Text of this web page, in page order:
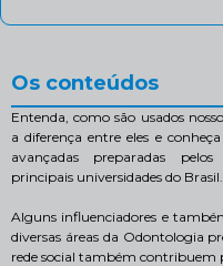
Os conteúdos
Entenda, como são usados
a diferença entre eles e
avançadas preparadas pelos
principais universidades do Brasil.
Alguns influenciadores e
diversas áreas da Odontologia
rede social também contribuem